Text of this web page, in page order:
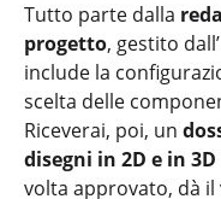
Tutto parte dalla
progetto, gestito
include la
scelta delle
Riceverai, poi, un
disegni in 2D e in
volta approvato, dà il